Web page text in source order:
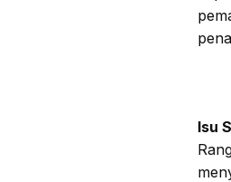
Isu